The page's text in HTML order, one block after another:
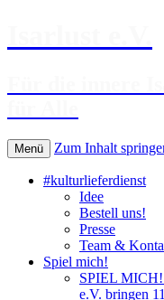
Menü Zum Inhalt
#kulturlieferdienst
Idee
Bestell uns!
Presse
Team &
Spiel mich!
SPIEL MICH!
e.V. bringen